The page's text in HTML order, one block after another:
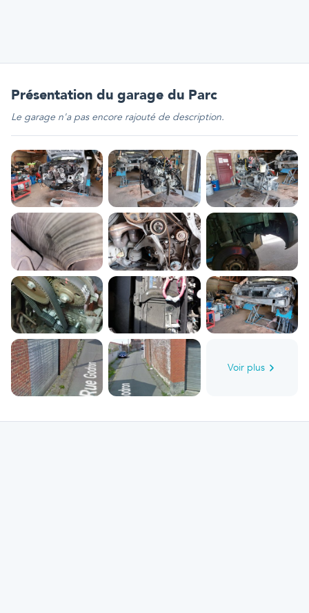
Présentation du garage du Parc
Le garage n'a pas encore rajouté de description.
Voir plus